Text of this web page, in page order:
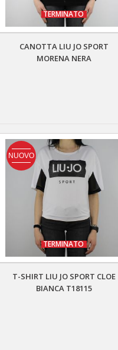
TERMINATO
CANOTTA LIU JO SPORT
MORENA NERA
TERMINATO
NUOVO
T-SHIRT LIU JO SPORT CLOE
BIANCA T18115